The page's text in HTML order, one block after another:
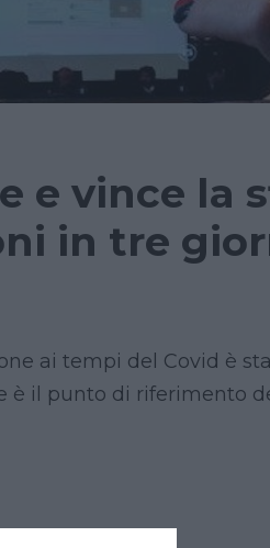
e vince la
in tre
ai tempi del Covid è
è il punto di riferimento